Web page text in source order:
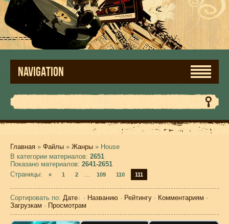
NAVIGATION
Главная » Файлы » Жанры » House
В категории материалов: 2651
Показано материалов: 2641-2651
Страницы: « 1 2 ... 109 110 111
Сортировать по: Дате · Названию · Рейтингу · Комментариям ·
Загрузкам · Просмотрам